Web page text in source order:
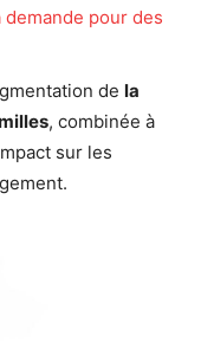
demande pour des
de la
, combinée à
sur les